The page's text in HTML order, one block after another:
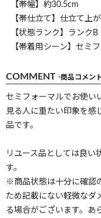
【帯幅】約30.5cm
【帯仕立て】仕立て上が
【状態ランク】ランクB
【帯着用シーン】セミ
COMMENT -商品コメン
セミフォーマルでお使い
見る人に重たい印象を感
品です。
リユース品としては良い
す。
※商品状態は十分に確認
ため記載にない軽微なダ
る場合がございます。あ